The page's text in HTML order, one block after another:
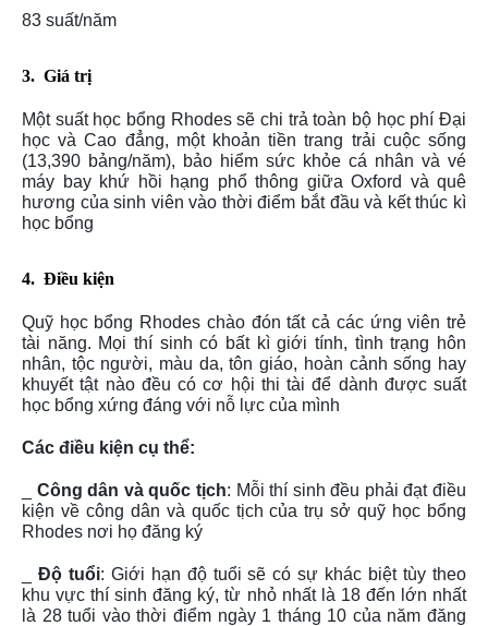
83 suất/năm
3. Giá trị
Một suất học bổng Rhodes sẽ chi trả toàn bộ học phí Đại
học và Cao đẳng, một khoản tiền trang trải cuộc sống
(13,390 bảng/năm), bảo hiểm sức khỏe cá nhân và vé
máy bay khứ hồi hạng phổ thông giữa Oxford và quê
hương của sinh viên vào thời điểm bắt đầu và kết thúc kì
học bổng
4. Điều kiện
Quỹ học bổng Rhodes chào đón tất cả các ứng viên trẻ
tài năng. Mọi thí sinh có bất kì giới tính, tình trạng hôn
nhân, tộc người, màu da, tôn giáo, hoàn cảnh sống hay
khuyết tật nào đều có cơ hội thi tài để dành được suất
học bổng xứng đáng với nỗ lực của mình
Các điều kiện cụ thể:
Công dân và quốc tịch: Mỗi thí sinh đều phải đạt điều
kiện về công dân và quốc tịch của trụ sở quỹ học bổng
Rhodes nơi họ đăng ký
Độ tuổi: Giới hạn độ tuổi sẽ có sự khác biệt tùy theo
khu vực thí sinh đăng ký, từ nhỏ nhất là 18 đến lớn nhất
là 28 tuổi vào thời điểm ngày 1 tháng 10 của năm đăng